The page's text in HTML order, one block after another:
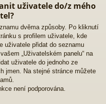
uživatele do/z mého
dvěma způsoby. Po kliknutí
s profilem uživatele, kde
uživatele přidat do seznamu
„Uživatelském panelu“ na
uživatele do jednoho ze
jmen. Na stejné stránce můžete
není podporována.